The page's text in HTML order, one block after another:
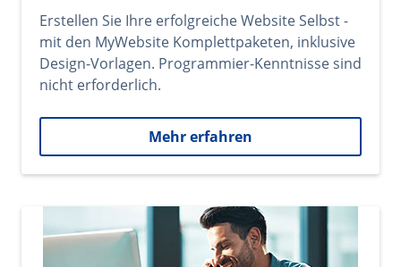
Erstellen Sie Ihre erfolgreiche Website Selbst -
mit den MyWebsite Komplettpaketen, inklusive
Design-Vorlagen. Programmier-Kenntnisse sind
nicht erforderlich.
Mehr erfahren